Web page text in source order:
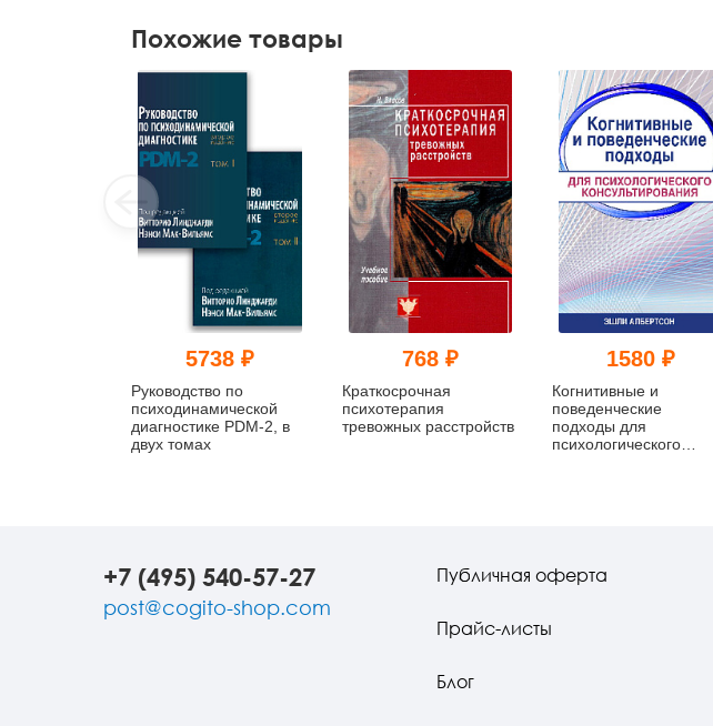
Похожие товары
5738 ₽
Руководство по
психодинамической
диагностике PDM-2, в
двух томах
768 ₽
Краткосрочная
психотерапия
тревожных расстройств
1580 ₽
Когнитивные и
поведенческие
подходы для
психологического
+7 (495) 540-57-27
post@cogito-shop.com
Публичная оферта
Прайс-листы
Блог